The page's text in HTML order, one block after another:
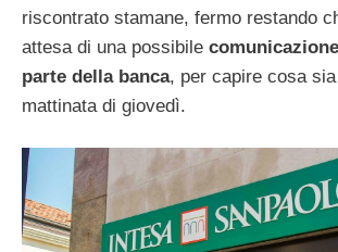
riscontrato stamane, fermo restando
attesa di una possibile
parte della banca, per capire cosa
mattinata di giovedì.